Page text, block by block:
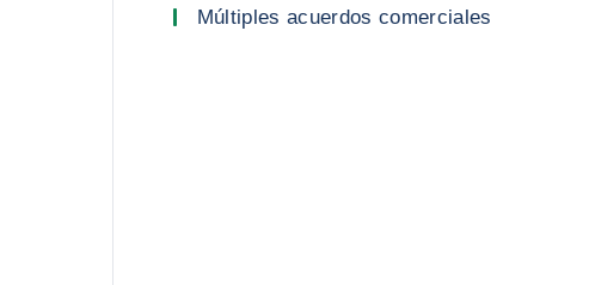
Múltiples acuerdos comerciales